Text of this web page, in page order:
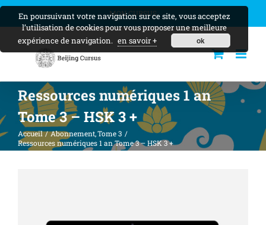
Skip
content
MON CURSUS
Ressources numériques 1 an
Tome 3 – HSK 3 +
Accueil Abonnement Tome 3
Ressources numériques 1 an Tome 3 – HSK 3 +
En poursuivant votre navigation sur ce site, vous acceptez
l’utilisation de cookies pour vous proposer une meilleure
expérience de navigation. en savoir + ok